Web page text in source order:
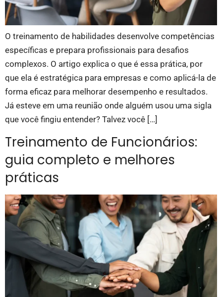
O treinamento de habilidades desenvolve competências
específicas e prepara profissionais para desafios
complexos. O artigo explica o que é essa prática, por
que ela é estratégica para empresas e como aplicá-la de
forma eficaz para melhorar desempenho e resultados.
Já esteve em uma reunião onde alguém usou uma sigla
que você fingiu entender? Talvez você […]
Treinamento de Funcionários:
guia completo e melhores
práticas